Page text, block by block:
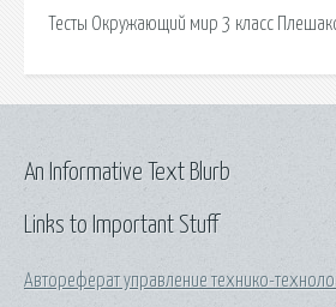
Тесты Окружающий мир 3 класс
Links to Important Stuff
Автореферат управление технико-
An Informative Text Blurb